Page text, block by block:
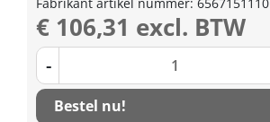
€ 106,31 excl. BTW
-
Bestel nu!